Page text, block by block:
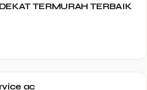
TERMURAH TERBAIK
ac